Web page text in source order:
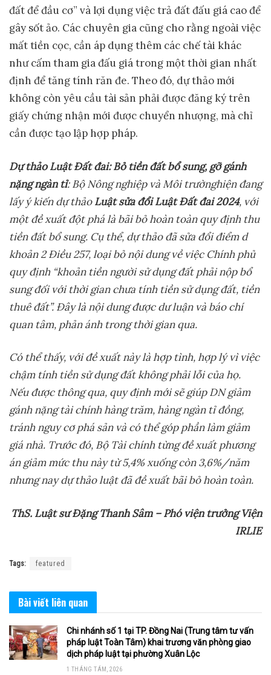
đất để đầu cơ” và lợi dụng việc trả đất đấu giá cao để
gây sốt ảo. Các chuyên gia cũng cho rằng ngoài việc
mất tiền cọc, cần áp dụng thêm các chế tài khác
như cấm tham gia đấu giá trong một thời gian nhất
định để tăng tính răn đe. Theo đó, dự thảo mới
không còn yêu cầu tài sản phải được đăng ký trên
giấy chứng nhận mới được chuyển nhượng, mà chỉ
cần được tạo lập hợp pháp.
Dự thảo Luật Đất đai: Bỏ tiền đất bổ sung, gỡ gánh
nặng ngàn tỉ:Bộ Nông nghiệp và Môi trườnghiệnđang
lấy ý kiến dự thảoLuật sửa đổi Luật Đất đai 2024, với
một đề xuất đột phá là bãi bỏ hoàn toàn quy định thu
tiền đất bổ sung. Cụ thể, dự thảo đã sửa đổi điểm d
khoản 2 Điều 257, loại bỏ nội dung về việc Chính phủ
quy định “khoản tiền người sử dụng đất phải nộp bổ
sung đối với thời gian chưa tính tiền sử dụng đất, tiền
thuê đất”. Đây là nội dung được dư luận và báo chí
quan tâm, phản ánh trong thời gian qua.
Cóthể thấy, với đề xuất này là hợp tình, hợp lý vì việc
chậm tính tiền sử dụng đất không phải lỗi của họ.
Nếu được thông qua, quy định mới sẽ giúp DN giảm
gánh nặng tài chính hàng trăm, hàng ngàn tỉ đồng,
tránh nguy cơ phá sản và có thể góp phần làm giảm
giá nhà. Trước đó, Bộ Tài chính từng đề xuất phương
án giảm mức thu này từ 5,4% xuống còn 3,6%/năm
nhưng nay dự thảo luật đã đề xuất bãi bỏ hoàn toàn.
ThS. Luật sư Đặng Thanh Sâm – Phó viện trưởng Viện
IRLIE
Tags: featured
Bài viết liên quan
Chi nhánh số 1 tại TP. Đồng Nai (Trung tâm tư vấn
pháp luật Toàn Tâm) khai trương văn phòng giao
dịch pháp luật tại phường Xuân Lộc
1 THÁNG TÁM, 2026